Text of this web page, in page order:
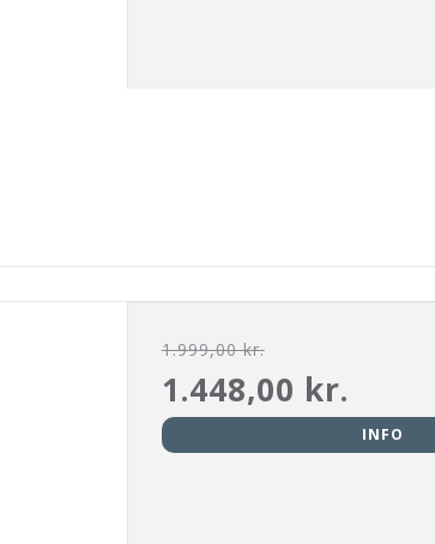
1.999,00 kr.
1.448,00 kr.
INFO